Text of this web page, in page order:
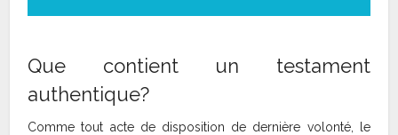
Que contient un testament
authentique?
Comme tout acte de disposition de dernière volonté, le